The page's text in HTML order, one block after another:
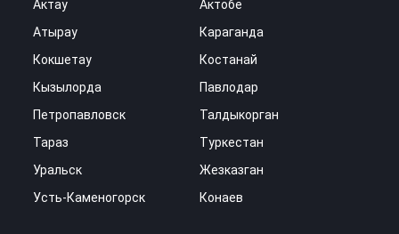
Актау
Актобе
Атырау
Караганда
Кокшетау
Костанай
Кызылорда
Павлодар
Петропавловск
Талдыкорган
Тараз
Туркестан
Уральск
Жезказган
Усть-Каменогорск
Конаев